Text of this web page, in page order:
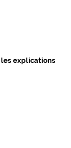
explications